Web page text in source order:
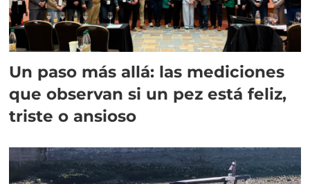
Un paso más allá: las mediciones
que observan si un pez está feliz,
triste o ansioso